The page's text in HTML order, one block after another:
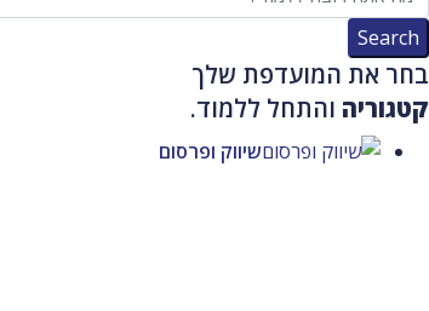
בחר את המועדפת שלך
קטגוריה והתחל ללמוד.
שיווק ופרסום